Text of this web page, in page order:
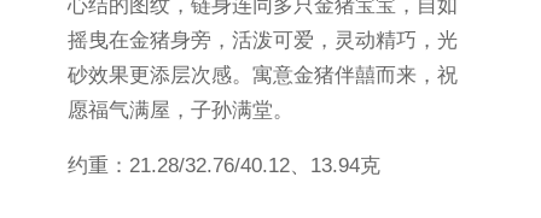
心结的图纹，链身连同多只金猪宝宝，自如
摇曳在金猪身旁，活泼可爱，灵动精巧，光
砂效果更添层次感。寓意金猪伴囍而来，祝
愿福气满屋，子孙满堂。
约重：21.28/32.76/40.12、13.94克